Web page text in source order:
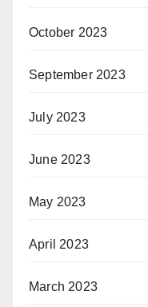
October 2023
September 2023
July 2023
June 2023
May 2023
April 2023
March 2023